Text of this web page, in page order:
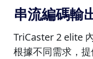
串流編碼輸
TriCaster 2 elite
根據不同需求，